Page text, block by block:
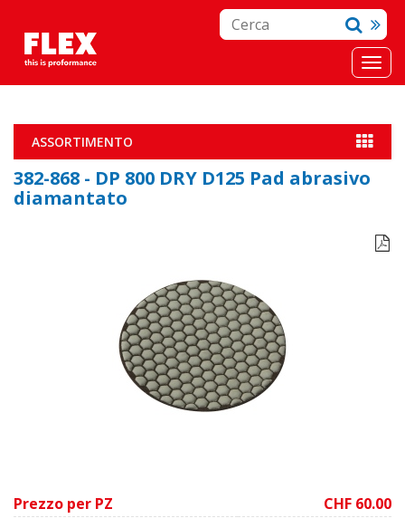
ASSORTIMENTO
382-868 - DP 800 DRY D125 Pad abrasivo
diamantato

Prezzo per PZ CHF 60.00